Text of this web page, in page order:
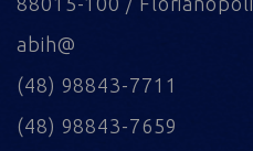
abih@
(48) 98843-7711
(48) 98843-7659